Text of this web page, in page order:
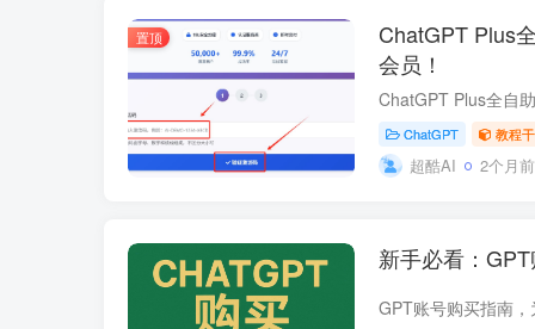
置顶
ChatGPT Plus
会员！
ChatGPT 教程
超酷AI 2个月前
新手必看：